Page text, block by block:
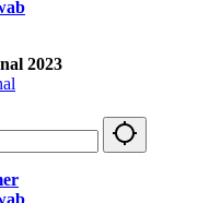
2023